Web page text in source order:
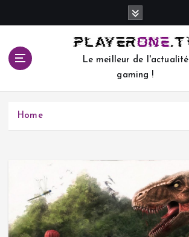
c
Le meilleur de l'actualité
gaming !
Home